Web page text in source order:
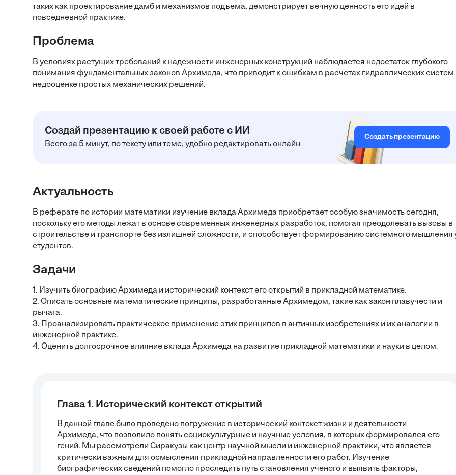
таких как проектирование дамб и механизмов подъема, демонстрирует вечную ценность его идей в
повседневной практике.
Проблема
В условиях растущих требований к надежности инженерных конструкций наблюдается недостаток глубокого
понимания фундаментальных законов Архимеда, что приводит к ошибкам в расчетах гидравлических систем
недооценке простых механических решений.
Создай презентацию к своей работе с ИИ
Всего за 5 минут, по тексту или теме, удобно редактировать онлайн
Создать презентацию
Актуальность
В реферате по истории математики изучение вклада Архимеда приобретает особую значимость сегодня,
поскольку его методы лежат в основе современных инженерных разработок, помогая преодолевать вызовы в
строительстве и транспорте без излишней сложности, и способствует формированию системного мышления
студентов.
Задачи
1. Изучить биографию Архимеда и исторический контекст его открытий в прикладной математике.
2. Описать основные математические принципы, разработанные Архимедом, такие как закон плавучести и
рычага.
3. Проанализировать практическое применение этих принципов в античных изобретениях и их аналогии в
инженерной практике.
4. Оценить долгосрочное влияние вклада Архимеда на развитие прикладной математики и науки в целом.
Глава 1. Исторический контекст открытий
В данной главе было проведено погружение в исторический контекст жизни и деятельности
Архимеда, что позволило понять социокультурные и научные условия, в которых формировался его
гений. Мы рассмотрели Сиракузы как центр научной мысли и инженерной практики, что является
критически важным для осмысления прикладной направленности его работ. Изучение
биографических сведений помогло проследить путь становления ученого и выявить факторы,